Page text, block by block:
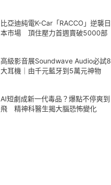
比亞迪純電K-Car「RACCO」逆襲日
本市場 頂住壓力首週賣破5000部
高級影音展Soundwave Audio必試8
大耳機｜由千元藍牙到5萬元神物
AI短劇成新一代毒品？爆點不停爽到
飛 精神科醫生揭大腦恐怖變化